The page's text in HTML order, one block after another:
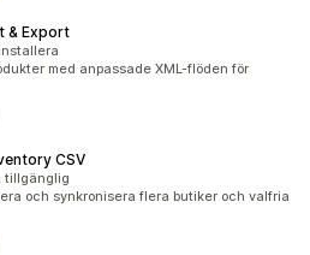
& Export
med anpassade XML-flöden för
CSV
tillgänglig
och synkronisera flera butiker och valfria